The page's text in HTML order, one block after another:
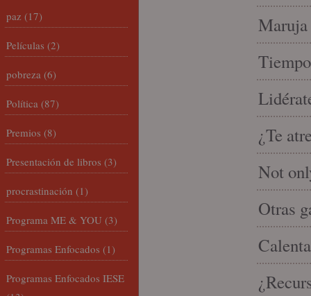
Maruja
¿Te
Not
Otras
paz (17)
Películas (2)
pobreza (6)
Política (87)
Premios (8)
Presentación de libros (3)
procrastinación (1)
Programa ME & YOU (3)
Programas Enfocados (1)
Programas Enfocados IESE